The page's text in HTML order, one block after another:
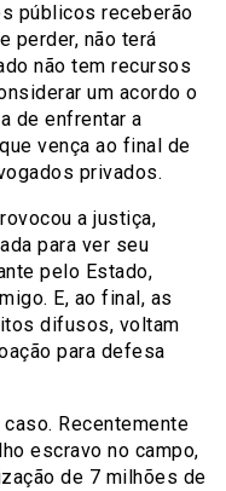
públicos receberão
perder, não terá
não tem recursos
um acordo o
de enfrentar a
vença ao final de
privados.
a justiça,
para ver seu
pelo Estado,
E, ao final, as
difusos, voltam
para defesa
Recentemente
escravo no campo,
de 7 milhões de